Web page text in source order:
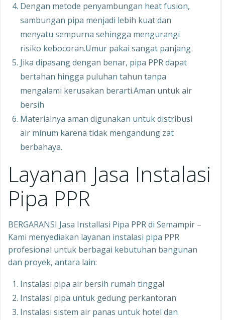
Dengan metode penyambungan heat fusion,
sambungan pipa menjadi lebih kuat dan
menyatu sempurna sehingga mengurangi
risiko kebocoran.Umur pakai sangat panjang
Jika dipasang dengan benar, pipa PPR dapat
bertahan hingga puluhan tahun tanpa
mengalami kerusakan berarti.Aman untuk air
bersih
Materialnya aman digunakan untuk distribusi
air minum karena tidak mengandung zat
berbahaya.
Layanan Jasa Instalasi
Pipa PPR
BERGARANSI Jasa Installasi Pipa PPR di Semampir –
Kami menyediakan layanan instalasi pipa PPR
profesional untuk berbagai kebutuhan bangunan
dan proyek, antara lain:
Instalasi pipa air bersih rumah tinggal
Instalasi pipa untuk gedung perkantoran
Instalasi sistem air panas untuk hotel dan